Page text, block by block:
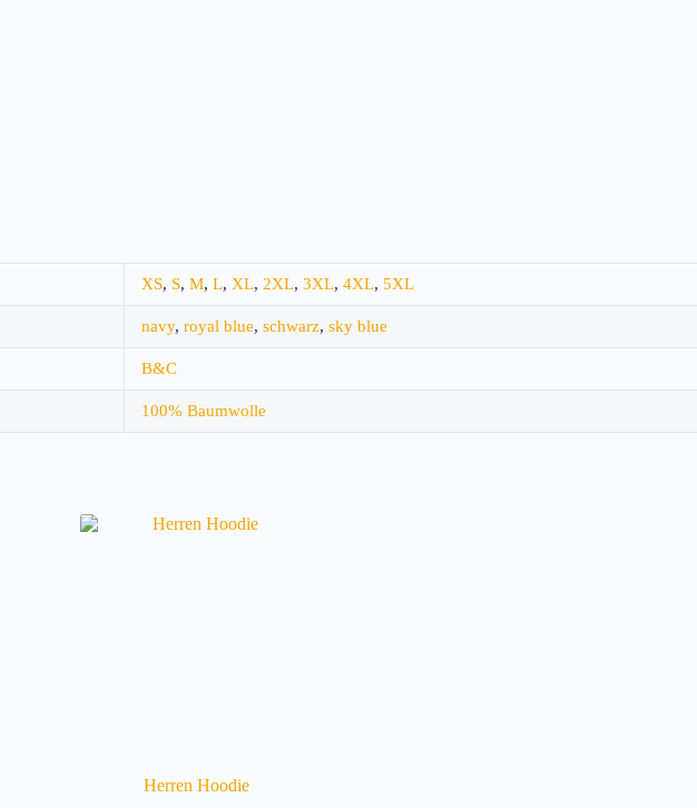
XS, S, M, L, XL, 2XL, 3XL, 4XL, 5XL
navy, royal blue, schwarz, sky blue
B&C
100% Baumwolle
Herren Hoodie